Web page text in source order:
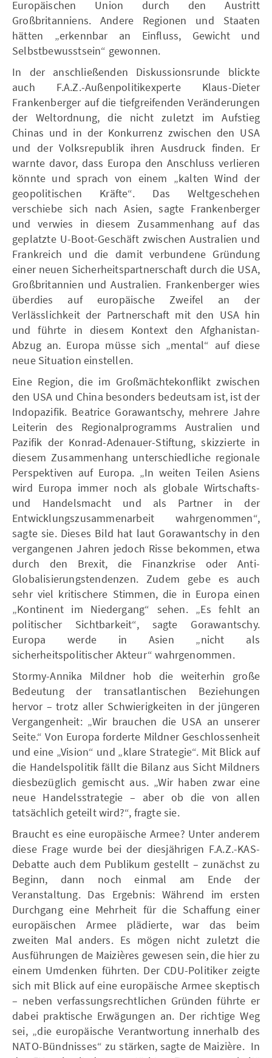
Europäischen Union durch den Austritt
Großbritanniens. Andere Regionen und Staaten
hätten „erkennbar an Einfluss, Gewicht und
Selbstbewusstsein“ gewonnen.
In der anschließenden Diskussionsrunde blickte
auch F.A.Z.-Außenpolitikexperte Klaus-Dieter
Frankenberger auf die tiefgreifenden Veränderungen
der Weltordnung, die nicht zuletzt im Aufstieg
Chinas und in der Konkurrenz zwischen den USA
und der Volksrepublik ihren Ausdruck finden. Er
warnte davor, dass Europa den Anschluss verlieren
könnte und sprach von einem „kalten Wind der
geopolitischen Kräfte“. Das Weltgeschehen
verschiebe sich nach Asien, sagte Frankenberger
und verwies in diesem Zusammenhang auf das
geplatzte U-Boot-Geschäft zwischen Australien und
Frankreich und die damit verbundene Gründung
einer neuen Sicherheitspartnerschaft durch die USA,
Großbritannien und Australien. Frankenberger wies
überdies auf europäische Zweifel an der
Verlässlichkeit der Partnerschaft mit den USA hin
und führte in diesem Kontext den Afghanistan-
Abzug an. Europa müsse sich „mental“ auf diese
neue Situation einstellen.
Eine Region, die im Großmächtekonflikt zwischen
den USA und China besonders bedeutsam ist, ist der
Indopazifik. Beatrice Gorawantschy, mehrere Jahre
Leiterin des Regionalprogramms Australien und
Pazifik der Konrad-Adenauer-Stiftung, skizzierte in
diesem Zusammenhang unterschiedliche regionale
Perspektiven auf Europa. „In weiten Teilen Asiens
wird Europa immer noch als globale Wirtschafts-
und Handelsmacht und als Partner in der
Entwicklungszusammenarbeit wahrgenommen“,
sagte sie. Dieses Bild hat laut Gorawantschy in den
vergangenen Jahren jedoch Risse bekommen, etwa
durch den Brexit, die Finanzkrise oder Anti-
Globalisierungstendenzen. Zudem gebe es auch
sehr viel kritischere Stimmen, die in Europa einen
„Kontinent im Niedergang“ sehen. „Es fehlt an
politischer Sichtbarkeit“, sagte Gorawantschy.
Europa werde in Asien „nicht als
sicherheitspolitischer Akteur“ wahrgenommen.
Stormy-Annika Mildner hob die weiterhin große
Bedeutung der transatlantischen Beziehungen
hervor – trotz aller Schwierigkeiten in der jüngeren
Vergangenheit: „Wir brauchen die USA an unserer
Seite.“ Von Europa forderte Mildner Geschlossenheit
und eine „Vision“ und „klare Strategie“. Mit Blick auf
die Handelspolitik fällt die Bilanz aus Sicht Mildners
diesbezüglich gemischt aus. „Wir haben zwar eine
neue Handelsstrategie – aber ob die von allen
tatsächlich geteilt wird?“, fragte sie.
Braucht es eine europäische Armee? Unter anderem
diese Frage wurde bei der diesjährigen F.A.Z.-KAS-
Debatte auch dem Publikum gestellt – zunächst zu
Beginn, dann noch einmal am Ende der
Veranstaltung. Das Ergebnis: Während im ersten
Durchgang eine Mehrheit für die Schaffung einer
europäischen Armee plädierte, war das beim
zweiten Mal anders. Es mögen nicht zuletzt die
Ausführungen de Maizières gewesen sein, die hier zu
einem Umdenken führten. Der CDU-Politiker zeigte
sich mit Blick auf eine europäische Armee skeptisch
– neben verfassungsrechtlichen Gründen führte er
dabei praktische Erwägungen an. Der richtige Weg
sei, „die europäische Verantwortung innerhalb des
NATO-Bündnisses“ zu stärken, sagte de Maizière. In